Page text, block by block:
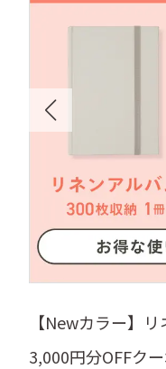
【Newカラー】
3,000円分OFFク